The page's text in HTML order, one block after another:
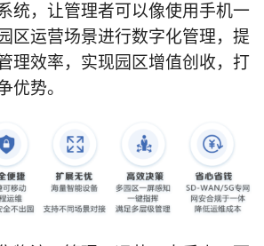
统，让管理者可以像使用手机一
区运营场景进行数字化管理，提
理效率，实现园区增值创收，打
优势。